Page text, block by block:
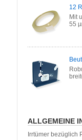
12
Mit
55
ALLGEMEINE
Irrtümer bezüglich